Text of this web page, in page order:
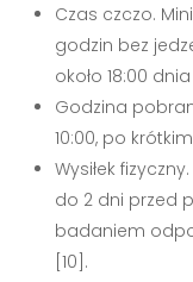
Czas czczo.
godzin bez
około 18:00
Godzina
10:00, po
Wysiłek
do 2 dni przed
badaniem
[10].